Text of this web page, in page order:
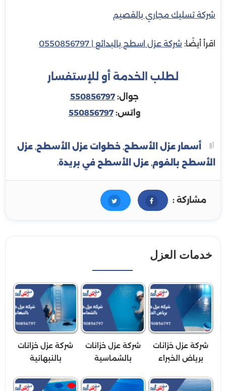
شركة تسليك مجاري بالقصيم
اقرأ أيضًا: شركة عزل اسطح بالبدائع | 0550856797
لطلب الخدمة أو للإستفسار
جوال:550856797
واتس:550856797
أسعار عزل الأسطح, خطوات عزل الأسطح, عزل
الأسطح بالفوم, عزل الأسطح في بريدة.
مشاركة :
خدمات العزل
شركة عزل خزانات
برياض الخبراء
شركة عزل خزانات
بالشماسية
شركة عزل خزانات
بالنبهانية